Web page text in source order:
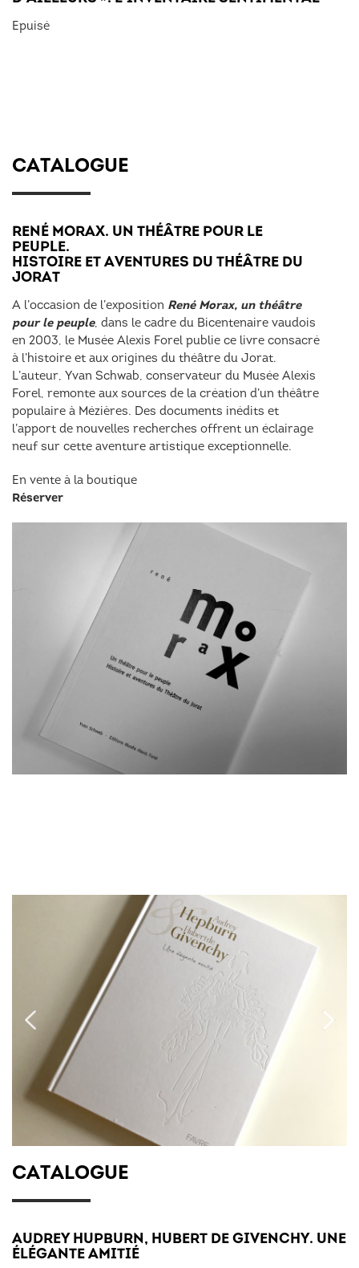
Epuisé
CATALOGUE
RENÉ MORAX. UN THÉÂTRE POUR LE
PEUPLE.
HISTOIRE ET AVENTURES DU THÉÂTRE DU
JORAT
A l’occasion de l’exposition René Morax, un théâtre
pour le peuple, dans le cadre du Bicentenaire vaudois
en 2003, le Musée Alexis Forel publie ce livre consacré
à l’histoire et aux origines du théâtre du Jorat.
L’auteur, Yvan Schwab, conservateur du Musée Alexis
Forel, remonte aux sources de la création d’un théâtre
populaire à Mézières. Des documents inédits et
l’apport de nouvelles recherches offrent un éclairage
neuf sur cette aventure artistique exceptionnelle.
En vente à la boutique
Réserver
CATALOGUE
AUDREY HUPBURN, HUBERT DE GIVENCHY. UNE
ÉLÉGANTE AMITIÉ